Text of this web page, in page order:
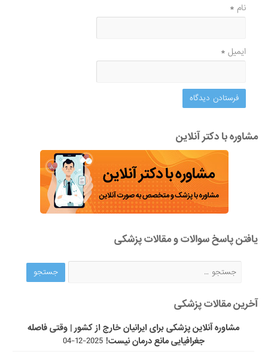
نام*
ایمیل*
مشاوره با دکتر آنلاین
یافتن پاسخ سوالات و مقالات پزشکی
آخرین مقالات پزشکی
مشاوره آنلاین پزشکی برای ایرانیان خارج از کشور | وقتی فاصله
جغرافیایی مانع درمان نیست! 2025-12-04